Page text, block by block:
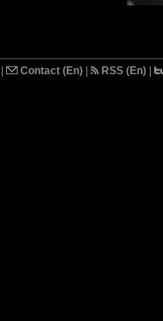
Contact (En) RSS (En)